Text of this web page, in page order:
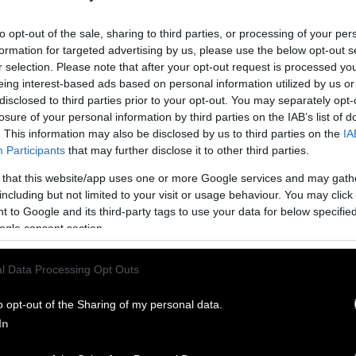
opt-out of the sale, sharing to third parties, or processing of your
for targeted advertising by us, please use the below opt-out
selection. Please note that after your opt-out request is processed
interest-based ads based on personal information utilized by us
to third parties prior to your opt-out. You may separately
of your personal information by third parties on the IAB’s list of
This information may also be disclosed by us to third parties on the
Participants that may further disclose it to other third parties.
that this website/app uses one or more Google services and may
but not limited to your visit or usage behaviour. You may
to Google and its third-party tags to use your data for below
consent section.
Data Processing Opt Outs
opt-out of the Sharing of my personal data.
των έξυπνων ανθρώπων είναι το πιο σπάνιο
-το καλύτερο έργο του κορυφαίου συγγραφέα-
του ανθρώπου, ώστε ακόμα και ο χαμός του να έχει
Γεννήθηκε στις 21/07/1899.-Από τη Μανταλένα Μ.
κρίνετε έναν άνθρωπο από τους φίλους. Να
ήταν άψογοι.